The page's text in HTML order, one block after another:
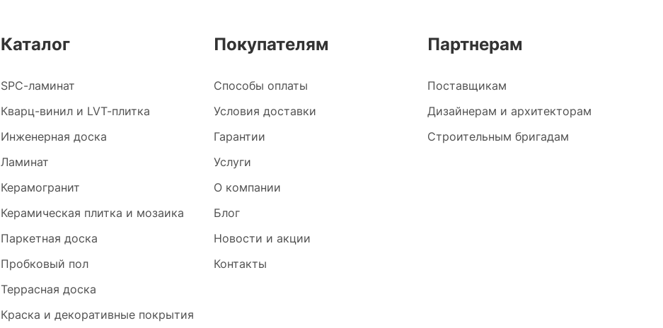
Каталог
SPC-ламинат
Кварц-винил и LVT-плитка
Инженерная доска
Ламинат
Керамогранит
Керамическая плитка и мозаика
Паркетная доска
Пробковый пол
Террасная доска
Краска и декоративные покрытия
Покупателям
Способы оплаты
Условия доставки
Гарантии
Услуги
О компании
Блог
Новости и акции
Контакты
Партнерам
Поставщикам
Дизайнерам и архитекторам
Строительным бригадам